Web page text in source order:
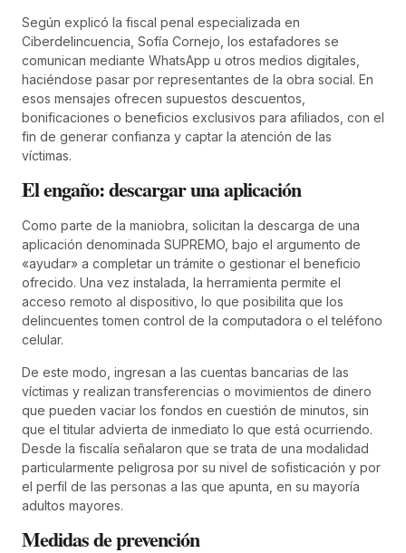
Según explicó la fiscal penal especializada en
Ciberdelincuencia, Sofía Cornejo, los estafadores se
comunican mediante WhatsApp u otros medios digitales,
haciéndose pasar por representantes de la obra social. En
esos mensajes ofrecen supuestos descuentos,
bonificaciones o beneficios exclusivos para afiliados, con el
fin de generar confianza y captar la atención de las
víctimas.
El engaño: descargar una aplicación
Como parte de la maniobra, solicitan la descarga de una
aplicación denominada SUPREMO, bajo el argumento de
«ayudar» a completar un trámite o gestionar el beneficio
ofrecido. Una vez instalada, la herramienta permite el
acceso remoto al dispositivo, lo que posibilita que los
delincuentes tomen control de la computadora o el teléfono
celular.
De este modo, ingresan a las cuentas bancarias de las
víctimas y realizan transferencias o movimientos de dinero
que pueden vaciar los fondos en cuestión de minutos, sin
que el titular advierta de inmediato lo que está ocurriendo.
Desde la fiscalía señalaron que se trata de una modalidad
particularmente peligrosa por su nivel de sofisticación y por
el perfil de las personas a las que apunta, en su mayoría
adultos mayores.
Medidas de prevención